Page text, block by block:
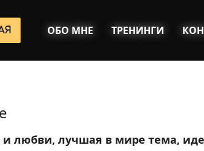
ОБО МНЕ ТРЕНИНГИ
и любви, лучшая в мире тема,